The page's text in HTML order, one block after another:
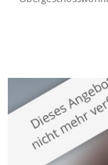
großzügige
modernen
verbindet. Der […]